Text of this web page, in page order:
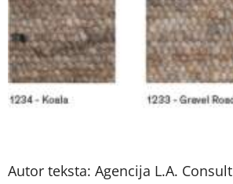
Autor teksta: Agencija L.A. Consult